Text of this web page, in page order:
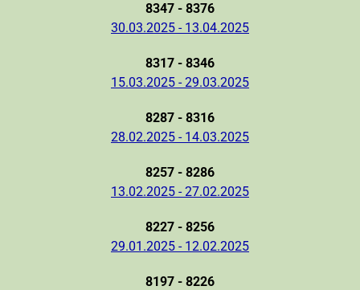
8347 - 8376
30.03.2025 - 13.04.2025
8317 - 8346
15.03.2025 - 29.03.2025
8287 - 8316
28.02.2025 - 14.03.2025
8257 - 8286
13.02.2025 - 27.02.2025
8227 - 8256
29.01.2025 - 12.02.2025
8197 - 8226